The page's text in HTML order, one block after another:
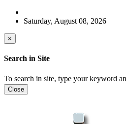
Saturday, August 08, 2026
×
Search in Site
To search in site, type your keyword
Close